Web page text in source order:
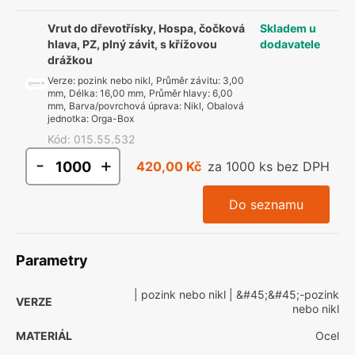
Vrut do dřevotřísky, Hospa, čočková
hlava, PZ, plný závit, s křížovou
drážkou
Verze: pozink nebo nikl, Průměr závitu: 3,00
mm, Délka: 16,00 mm, Průměr hlavy: 6,00
mm, Barva/povrchová úprava: Nikl, Obalová
jednotka: Orga-Box
Kód: 015.55.532
Skladem u
dodavatele
- + 420,00 Kč za 1000 ks bez DPH
Do seznamu
Parametry
VERZE
| pozink nebo nikl | &#45;&#45;-pozink
nebo nikl
MATERIÁL
Ocel